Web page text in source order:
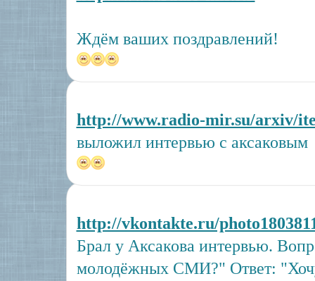
Ждём ваших поздравлений!
http://www.radio-mir.su/arxiv/
выложил интервью с аксаковым
http://vkontakte.ru/
Брал у Аксакова интервью.
молодёжных СМИ?" Ответ: